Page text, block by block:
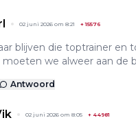
02 juni 2026 om 8:21 +15576
blijven die toptrainer en
moeten we alweer aan de
Antwoord
02 juni 2026 om 8:05 + 44981